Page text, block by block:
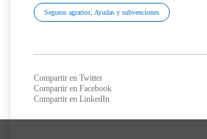
Seguros agrarios; Ayudas y subvenciones
Compartir en Twitter
Compartir en Facebook
Compartir en LinkedIn